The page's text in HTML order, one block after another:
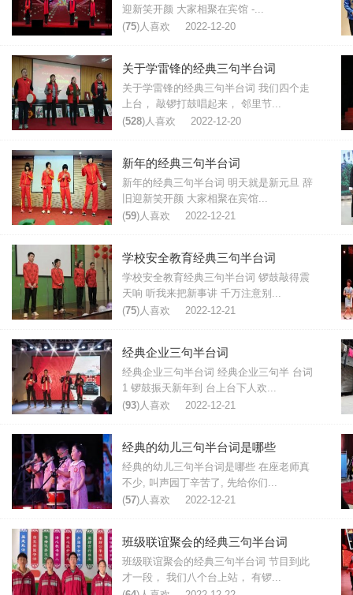
迎新笑开颜 大家相聚在宾馆 -...
(75)人喜欢 2022-12-20
关于学雷锋的经典三句半台词
关于学雷锋的经典三句半台词 我们四个走
上台， 敲锣打鼓唱起来， 邻里节...
(528)人喜欢 2022-12-20
新年的经典三句半台词
新年的经典三句半台词 明天就是新元旦 辞
旧迎新笑开颜 大家相聚在宾馆...
(59)人喜欢 2022-12-21
学校安全教育经典三句半台词
学校安全教育经典三句半台词 锣鼓敲得震
天响 听我来把新事讲 千万注意别...
(75)人喜欢 2022-12-21
经典企业三句半台词
经典企业三句半台词 经典企业三句半 台词
1 锣鼓振天新年到 台上台下人欢...
(93)人喜欢 2022-12-21
经典的幼儿三句半台词是哪些
经典的幼儿三句半台词是哪些 在座老师真
不少, 叫声园丁辛苦了, 先给你们...
(57)人喜欢 2022-12-21
班级联谊聚会的经典三句半台词
班级联谊聚会的经典三句半台词 节目到此
才一段， 我们八个台上站， 有锣...